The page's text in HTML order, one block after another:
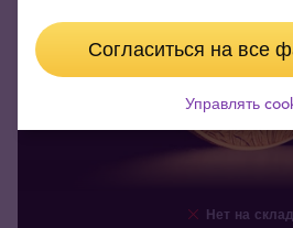
Нет на
Согласиться на все
Управлять